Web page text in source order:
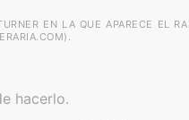
EN LA QUE APARECE EL
hacerlo.